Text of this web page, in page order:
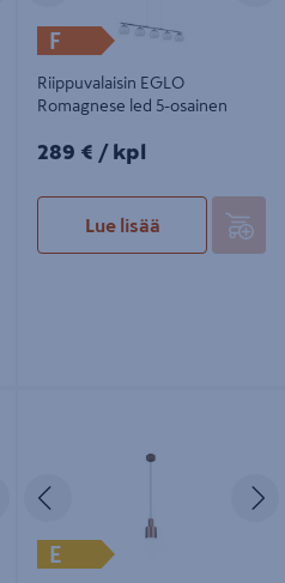
F
Riippuvalaisin EGLO
Romagnese led 5-osainen
289€/kpl
289 € / kpl
Lue lisää
Seuraava
E